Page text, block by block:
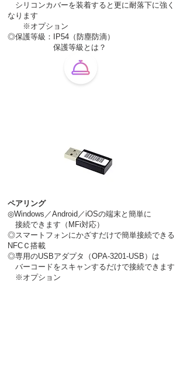
シリコンカバーを装着すると更に耐落下に強く
なります
※オプション
◎保護等級：IP54（防塵防滴）
保護等級とは？
ペアリング
◎Windows／Android／iOSの端末と 簡単に
接続できます （MFi対応）
◎スマートフォンにかざすだけで簡単接続できる
NFCＣ搭載
◎専用のUSBアダプタ（OPA-3201-USB）は
バーコードをスキャンするだけで接続できます
※オプション